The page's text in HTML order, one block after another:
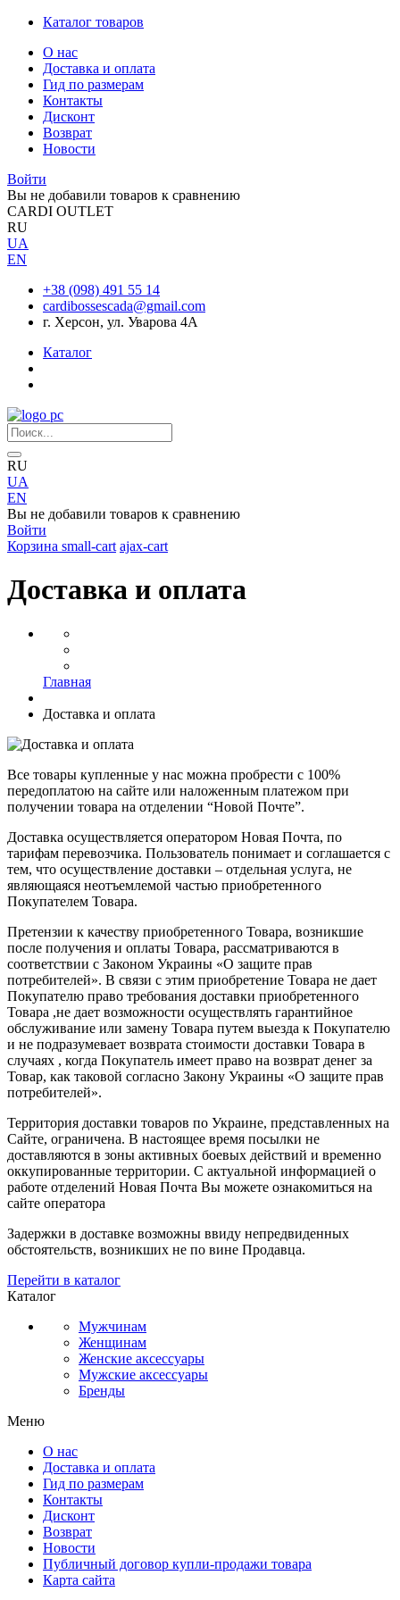
Каталог товаров
О нас
Доставка и оплата
Гид по размерам
Контакты
Дисконт
Возврат
Новости
Войти
Вы не добавили товаров к сравнению
CARDI OUTLET
RU
UA
EN
+38 (098) 491 55 14
cardibossescada@gmail.com
г. Херсон, ул. Уварова 4А
Каталог
RU
UA
EN
Вы не добавили товаров к сравнению
Войти
Корзина small-cart ajax-cart
Доставка и оплата
Главная
Доставка и оплата
Все товары купленные у нас можна пробрести с 100%
передоплатою на сайте или наложенным платежом при
получении товара на отделении “Новой Почте”.
Доставка осуществляется оператором Новая Почта, по
тарифам перевозчика. Пользователь понимает и соглашается с
тем, что осуществление доставки – отдельная услуга, не
являющаяся неотъемлемой частью приобретенного
Покупателем Товара.
Претензии к качеству приобретенного Товара, возникшие
после получения и оплаты Товара, рассматриваются в
соответствии с Законом Украины «О защите прав
потребителей». В связи с этим приобретение Товара не дает
Покупателю право требования доставки приобретенного
Товара ,не дает возможности осуществлять гарантийное
обслуживание или замену Товара путем выезда к Покупателю
и не подразумевает возврата стоимости доставки Товара в
случаях , когда Покупатель имеет право на возврат денег за
Товар, как таковой согласно Закону Украины «О защите прав
потребителей».
Территория доставки товаров по Украине, представленных на
Сайте, ограничена. В настоящее время посылки не
доставляются в зоны активных боевых действий и временно
оккупированные территории. С актуальной информацией о
работе отделений Новая Почта Вы можете ознакомиться на
сайте оператора
Задержки в доставке возможны ввиду непредвиденных
обстоятельств, возникших не по вине Продавца.
Перейти в каталог
Каталог
Мужчинам
Женщинам
Женские аксессуары
Мужские аксессуары
Бренды
Меню
О нас
Доставка и оплата
Гид по размерам
Контакты
Дисконт
Возврат
Новости
Публичный договор купли-продажи товара
Карта сайта